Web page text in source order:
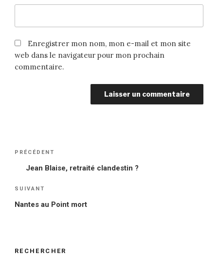
Enregistrer mon nom, mon e-mail et mon site
web dans le navigateur pour mon prochain
commentaire.
Navigation
Article
précédent
PRÉCÉDENT
Jean Blaise, retraité clandestin ?
Article
suivant
SUIVANT
Nantes au Point mort
RECHERCHER